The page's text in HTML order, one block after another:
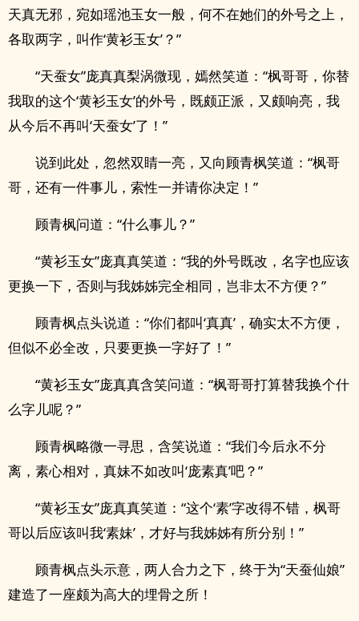
天真无邪，宛如瑶池玉女一般，何不在她们的外号之上，
各取两字，叫作‘黄衫玉女’？”
“天蚕女”庞真真梨涡微现，嫣然笑道：“枫哥哥，你替
我取的这个‘黄衫玉女’的外号，既颇正派，又颇响亮，我
从今后不再叫‘天蚕女’了！”
说到此处，忽然双睛一亮，又向顾青枫笑道：“枫哥
哥，还有一件事儿，索性一并请你决定！”
顾青枫问道：“什么事儿？”
“黄衫玉女”庞真真笑道：“我的外号既改，名字也应该
更换一下，否则与我姊姊完全相同，岂非太不方便？”
顾青枫点头说道：“你们都叫‘真真’，确实太不方便，
但似不必全改，只要更换一字好了！”
“黄衫玉女”庞真真含笑问道：“枫哥哥打算替我换个什
么字儿呢？”
顾青枫略微一寻思，含笑说道：“我们今后永不分
离，素心相对，真妹不如改叫‘庞素真’吧？”
“黄衫玉女”庞真真笑道：“这个‘素’字改得不错，枫哥
哥以后应该叫我‘素妹’，才好与我姊姊有所分别！”
顾青枫点头示意，两人合力之下，终于为“天蚕仙娘”
建造了一座颇为高大的埋骨之所！